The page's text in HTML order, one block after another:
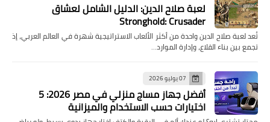
لعبة صلاح الدين: الدليل الشامل لعشاق
Stronghold: Crusader
تُعد لعبة صلاح الدين واحدة من أكثر الألعاب الاستراتيجية شهرة في العالم العربي، إذ
تجمع بين بناء القلاع، وإدارة الموارد…
07 يوليو 2026
أفضل جهاز مساج منزلي في مصر 2026: 5
اختيارات حسب الاستخدام والميزانية